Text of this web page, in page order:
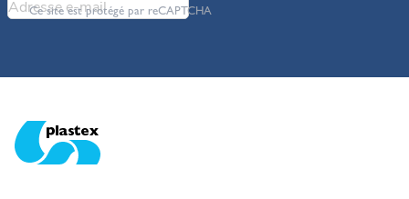
Ce site est protégé par reCAPTCHA